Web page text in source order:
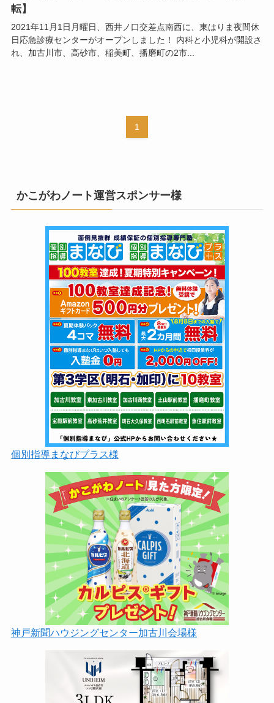
転】
2021年11月1日月曜日、西井ノ口交差点南西に、東はりま夜間休
日応急診療センターがオープンしました！ 内科と小児科が開設さ
れ、加古川市、高砂市、稲美町、播磨町の2市...
1
かこがわノート運営スポンサー様
個別指導まなびプラス様
神戸新聞ハウジングセンター加古川会場様